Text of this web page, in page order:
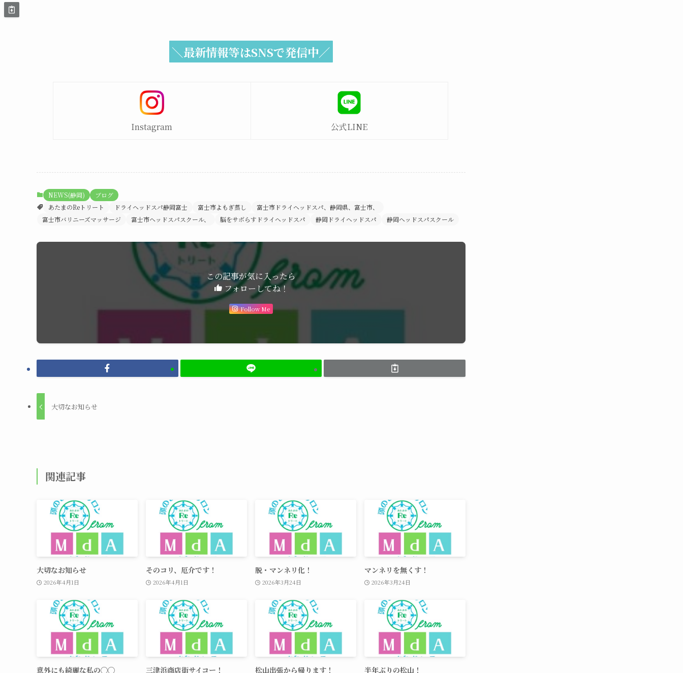
＼最新情報等はSNSで発信中／
Instagram 公式LINE
NEWS(静岡)
ブログ
あたまのReトリート
ドライヘッドスパ静岡富士 富士市よもぎ蒸し
富士市ドライヘッドスパ、静岡県、富士市、
富士市バリニーズマッサージ
富士市ヘッドスパスクール、 脳をサボらすドライヘッドスパ 静岡ドライヘッドスパ 静岡ヘッドスパスクール
この記事が気に入ったら
フォローしてね！
Follow Me
大切なお知らせ
関連記事
大切なお知らせ
2026年4月1日
そのコリ、厄介です！
2026年4月1日
脱・マンネリ化！
2026年3月24日
マンネリを無くす！
2026年3月24日
意外にも綺麗な私の◯◯ 三津浜商店街サイコー！ 松山出張から帰ります！ 半年ぶりの松山！